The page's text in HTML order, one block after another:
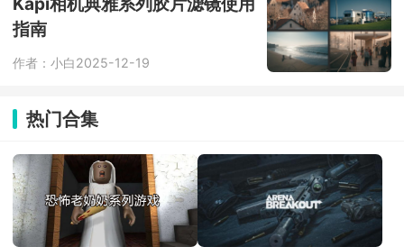
以逛逛。
指南
作者：小白2025-12-19
热门合集